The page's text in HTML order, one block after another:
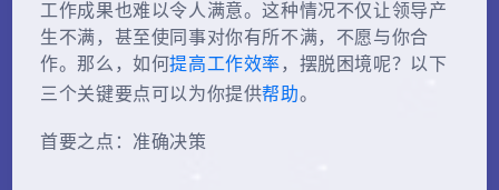
工作成果也难以令人满意。这种情况不仅让领导产
生不满，甚至使同事对你有所不满，不愿与你合
作。那么，如何提高工作效率 ，摆脱困境呢？以下
三个关键要点可以为你提供帮助。
首要之点：准确决策